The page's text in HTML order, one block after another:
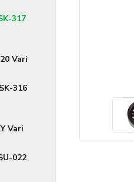
317
Vari
316
Vari
022